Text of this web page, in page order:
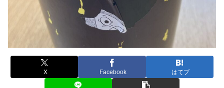
X Facebook はてブ